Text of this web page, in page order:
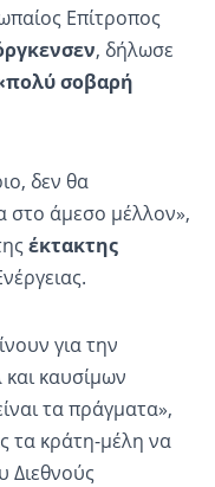
Επίτροπος
, δήλωσε
σοβαρή
δεν θα
στο άμεσο μέλλον»,
έκτακτης
για την
και καυσίμων
τα πράγματα»,
τα κράτη-μέλη να
Διεθνούς